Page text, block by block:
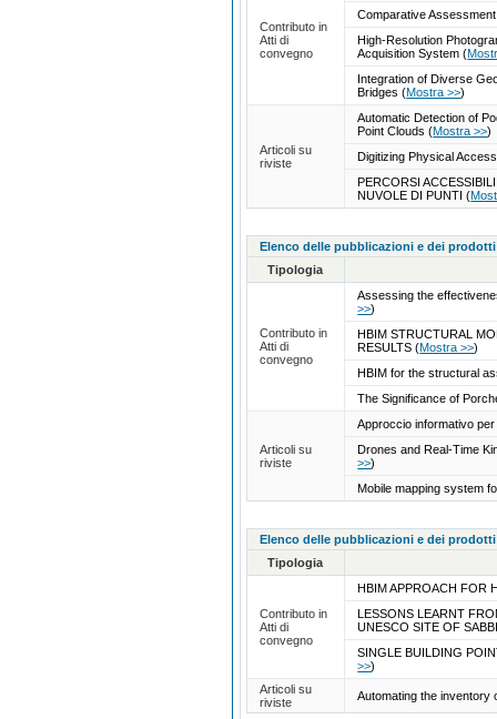
Contributo in
Atti di
convegno
Comparative
High-Resolution
Acquisition System(
Integration of Diverse
Bridges(Mostra >>)
Articoli su
riviste
Automatic Detection of
Point Clouds(Mostra >>)
Digitizing Physical
PERCORSI
NUVOLE DI PUNTI(
Elenco delle pubblicazioni e dei
Tipologia
Contributo in
Atti di
convegno
Assessing the
>>)
HBIM STRUCTURAL
RESULTS(Mostra >>)
HBIM for the structural
The Significance of
Articoli su
riviste
Approccio informativo
Drones and Real-Time
>>)
Mobile mapping system
Elenco delle pubblicazioni e dei
Tipologia
Contributo in
Atti di
convegno
HBIM APPROACH FOR
LESSONS LEARNT
UNESCO SITE OF
SINGLE BUILDING
>>)
Articoli su
riviste
Automating the